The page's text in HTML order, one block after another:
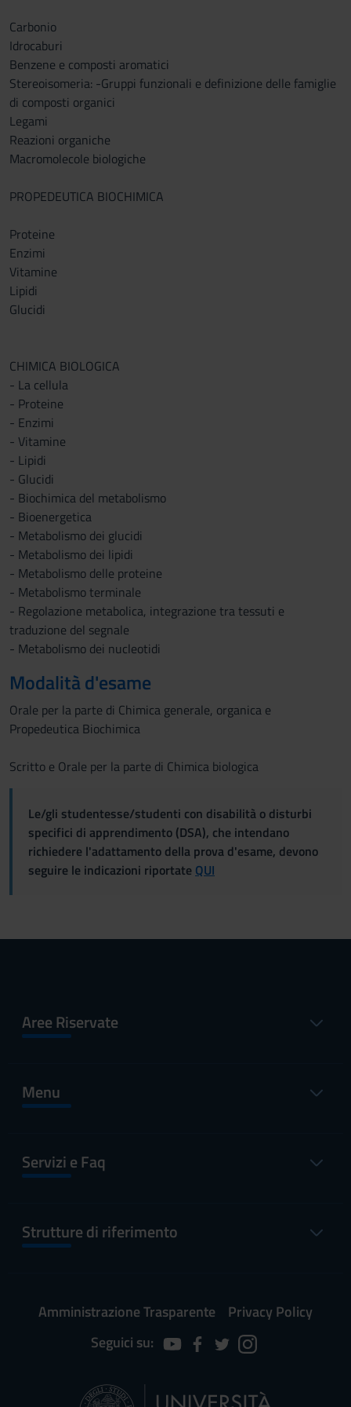
Carbonio
Idrocaburi
Benzene e composti aromatici
Stereoisomeria: -Gruppi funzionali e definizione delle famiglie
di composti organici
Legami
Reazioni organiche
Macromolecole biologiche
PROPEDEUTICA BIOCHIMICA
Proteine
Enzimi
Vitamine
Lipidi
Glucidi
CHIMICA BIOLOGICA
- La cellula
- Proteine
- Enzimi
- Vitamine
- Lipidi
- Glucidi
- Biochimica del metabolismo
- Bioenergetica
- Metabolismo dei glucidi
- Metabolismo dei lipidi
- Metabolismo delle proteine
- Metabolismo terminale
- Regolazione metabolica, integrazione tra tessuti e
traduzione del segnale
- Metabolismo dei nucleotidi
Modalità d'esame
Orale per la parte di Chimica generale, organica e
Propedeutica Biochimica
Scritto e Orale per la parte di Chimica biologica
Le/gli studentesse/studenti con disabilità o disturbi
specifici di apprendimento (DSA), che intendano
richiedere l'adattamento della prova d'esame, devono
seguire le indicazioni riportate QUI
Aree Riservate
Menu
Servizi e Faq
Strutture di riferimento
Amministrazione Trasparente
Privacy Policy
Seguici su: